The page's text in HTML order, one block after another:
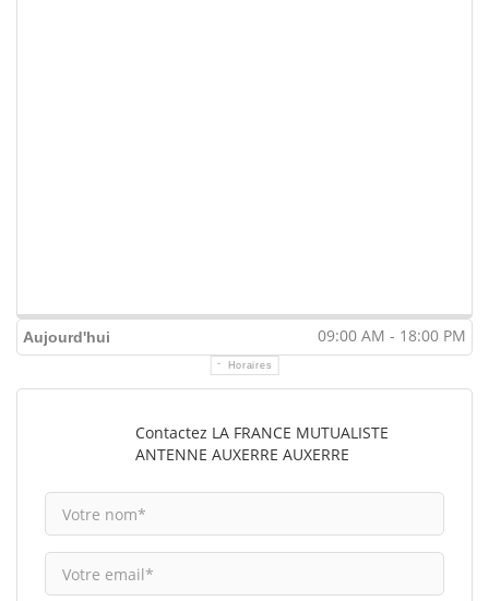
Aujourd'hui 09:00 AM - 18:00 PM
Horaires
Contactez LA FRANCE MUTUALISTE
ANTENNE AUXERRE AUXERRE